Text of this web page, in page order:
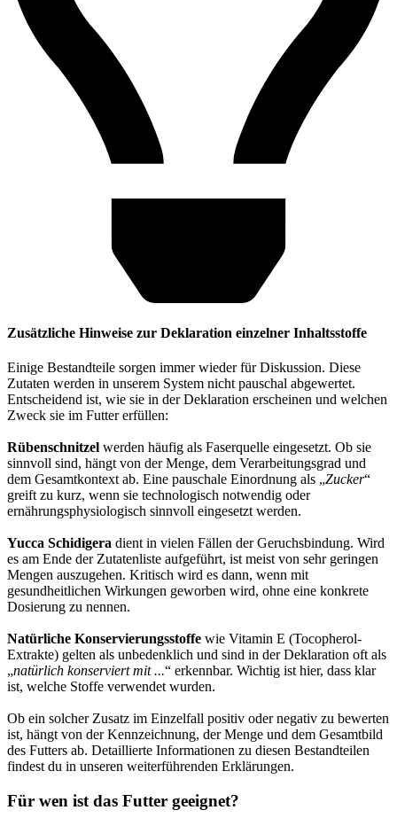
Zusätzliche Hinweise zur Deklaration einzelner Inhaltsstoffe
Einige Bestandteile sorgen immer wieder für Diskussion. Diese
Zutaten werden in unserem System nicht pauschal abgewertet.
Entscheidend ist, wie sie in der Deklaration erscheinen und welchen
Zweck sie im Futter erfüllen:
Rübenschnitzel werden häufig als Faserquelle eingesetzt. Ob sie
sinnvoll sind, hängt von der Menge, dem Verarbeitungsgrad und
dem Gesamtkontext ab. Eine pauschale Einordnung als „Zucker“
greift zu kurz, wenn sie technologisch notwendig oder
ernährungsphysiologisch sinnvoll eingesetzt werden.
Yucca Schidigera dient in vielen Fällen der Geruchsbindung. Wird
es am Ende der Zutatenliste aufgeführt, ist meist von sehr geringen
Mengen auszugehen. Kritisch wird es dann, wenn mit
gesundheitlichen Wirkungen geworben wird, ohne eine konkrete
Dosierung zu nennen.
Natürliche Konservierungsstoffe wie Vitamin E (Tocopherol-
Extrakte) gelten als unbedenklich und sind in der Deklaration oft als
„natürlich konserviert mit ...“ erkennbar. Wichtig ist hier, dass klar
ist, welche Stoffe verwendet wurden.
Ob ein solcher Zusatz im Einzelfall positiv oder negativ zu bewerten
ist, hängt von der Kennzeichnung, der Menge und dem Gesamtbild
des Futters ab. Detaillierte Informationen zu diesen Bestandteilen
findest du in unseren weiterführenden Erklärungen.
Für wen ist das Futter geeignet?